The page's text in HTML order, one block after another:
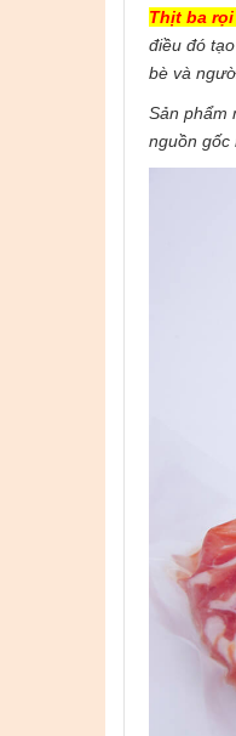
Thịt ba
điều đó
bè và
Sản phẩm
nguồn gốc